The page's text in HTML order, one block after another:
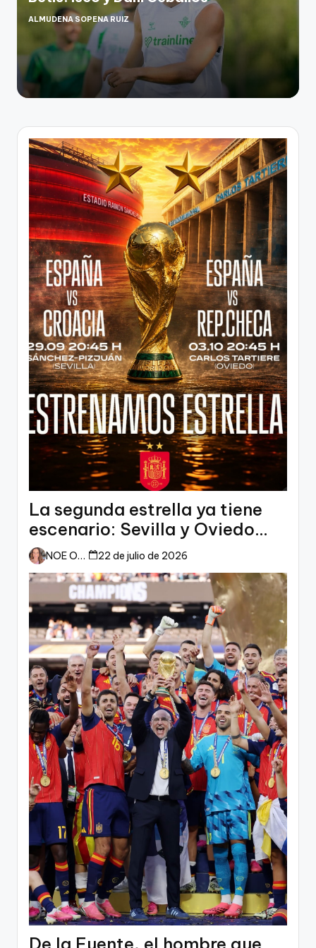
ALMUDENA SOPENA RUIZ
La segunda estrella ya tiene
escenario: Sevilla y Oviedo
esperan a España
NOE ORTIZ 22 de julio de 2026
De la Fuente, el hombre que